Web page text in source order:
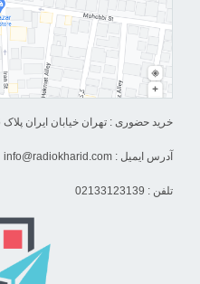
خرید حضوری : تهران خیابان ایران پلاک 16
آدرس ایمیل : info@radiokharid.com
تلفن : 02133123139